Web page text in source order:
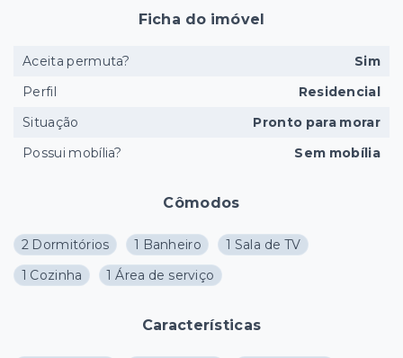
Cômodos
2 Dormitórios 1 Banheiro
1 Sala de TV
1 Cozinha
1 Área de serviço
Características
Ficha do imóvel
Aceita permuta?
Sim
Perfil
Residencial
Situação
Pronto para morar
Possui mobília?
Sem mobília